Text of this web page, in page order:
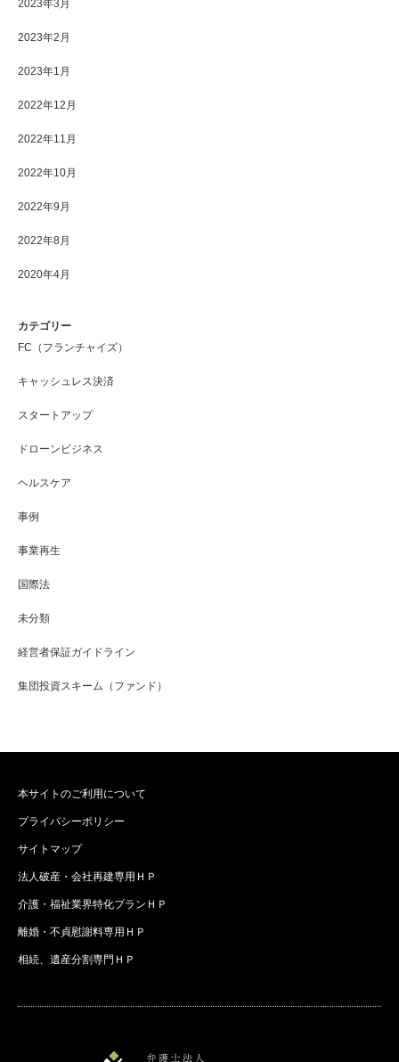
2023年3月
2023年2月
2023年1月
2022年12月
2022年11月
2022年10月
2022年9月
2022年8月
2020年4月
カテゴリー
FC（フランチャイズ）
キャッシュレス決済
スタートアップ
ドローンビジネス
ヘルスケア
事例
事業再生
国際法
未分類
経営者保証ガイドライン
集団投資スキーム（ファンド）
本サイトのご利用について
プライバシーポリシー
サイトマップ
法人破産・会社再建専用ＨＰ
介護・福祉業界特化プランＨＰ
離婚・不貞慰謝料専用ＨＰ
相続、遺産分割専門ＨＰ